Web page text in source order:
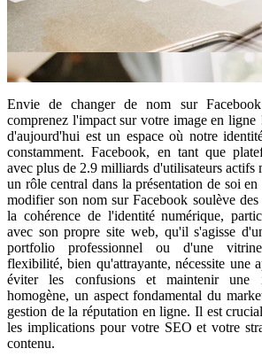
Envie de changer de nom sur
comprenez l'impact sur votre image en
d'aujourd'hui est un espace où notre
constamment. Facebook, en tant que
avec plus de 2.9 milliards d'utilisateurs actifs
un rôle central dans la présentation de soi
modifier son nom sur Facebook soulève
la cohérence de l'identité numérique,
avec son propre site web, qu'il s'agisse
portfolio professionnel ou d'une
flexibilité, bien qu'attrayante, nécessite une
éviter les confusions et maintenir une
homogène, un aspect fondamental du
gestion de la réputation en ligne. Il est
les implications pour votre SEO et votre
contenu.